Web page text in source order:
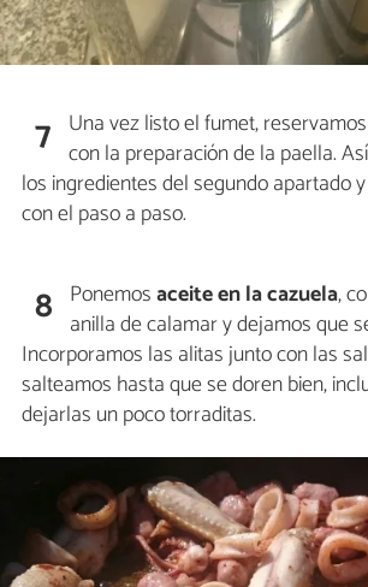
7 Una vez listo el fumet,
con la preparación de la paella.
los ingredientes del segundo apartado
con el paso a paso.
8 Ponemosaceite en la cazuela,
anilla de calamar y dejamos que
Incorporamos las alitas junto con las
salteamos hasta que se doren bien,
dejarlas un poco torraditas.